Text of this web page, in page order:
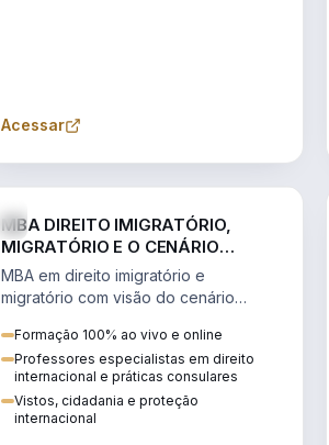
Acessar
MBA DIREITO IMIGRATÓRIO,
MIGRATÓRIO E O CENÁRIO
INTERNACIONAL
MBA em direito imigratório e
migratório com visão do cenário
regularização e consultoria
transnacional.
Formação 100% ao vivo e online
Professores especialistas em direito
internacional e práticas consulares
Vistos, cidadania e proteção
internacional